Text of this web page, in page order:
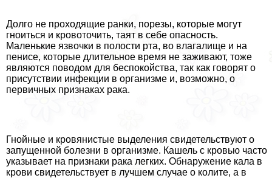
Долго не проходящие ранки, порезы, которые могут
гноиться и кровоточить, таят в себе опасность.
Маленькие язвочки в полости рта, во влагалище и на
пeниcе, которые длительное время не заживают, тоже
являются поводом для беспокойства, так как говорят о
присутствии инфекции в организме и, возможно, о
первичных признаках paка.
Гнойные и кровянистые выделения свидетельствуют о
запущенной болезни в организме. Кашель с кровью часто
указывает на признаки paка легких. Обнаружение кала в
крови свидетельствует в лучшем случае о колите, а в